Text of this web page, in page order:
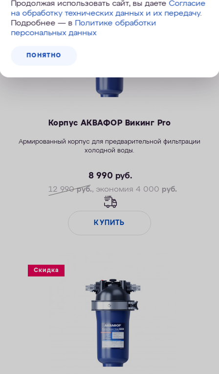
Корпус АКВАФОР Викинг Pro
Армированный корпус для предварительной фильтрации
холодной воды.
8 990 руб.
12 990руб., экономия 4 000 руб.
КУПИТЬ
Скидка
Продолжая использовать сайт, вы даетеСогласие
на обработку технических данных и их передачу.
Подробнее — в Политике обработки
персональных данных
ПОНЯТНО